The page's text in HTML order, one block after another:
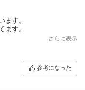
ます。
ます。
さらに表示
参考になった